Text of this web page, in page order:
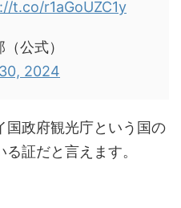
t.co/r1aGoUZC1y
公式）
2024
国政府観光庁という国の
証だと言えます。